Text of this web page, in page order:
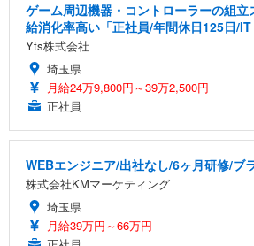
ゲーム周辺機器・コントローラーの組
給消化率高い「正社員/年間休日125日/IT
Yts株式会社
埼玉県
月給24万9,800円～39万2,500円
正社員
WEBエンジニア/出社なし/6ヶ月研修/ブ
株式会社KMマーケティング
埼玉県
月給39万円～66万円